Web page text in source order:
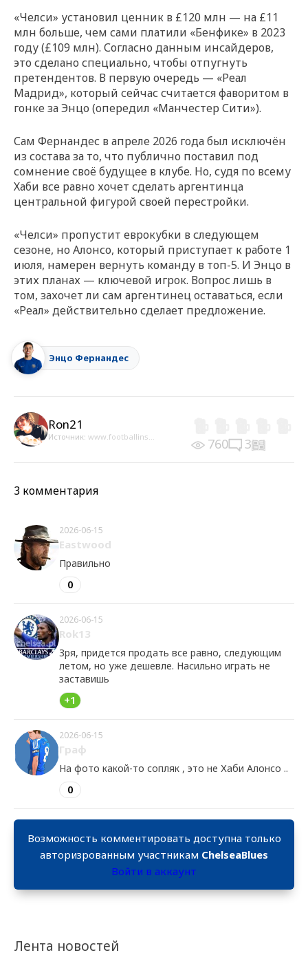
Лента новостей
«Челси» установил ценник в £120 млн — на £11
млн больше, чем сами платили «Бенфике» в 2023
году (£109 млн). Согласно данным инсайдеров,
это сделано специально, чтобы отпугнуть
претендентов. В первую очередь — «Реал
Мадрид», который сейчас считается фаворитом в
гонке за Энцо (опередил «Манчестер Сити»).
Сам Фернандес в апреле 2026 года был исключён
из состава за то, что публично поставил под
сомнение своё будущее в клубе. Но, судя по всему
Хаби все равно хочет сделать аргентинца
центральной фигурой своей перестройки.
«Челси» пропустит еврокубки в следующем
сезоне, но Алонсо, который приступает к работе 1
июля, намерен вернуть команду в топ-5. И Энцо в
этих планах — ключевой игрок. Вопрос лишь в
том, захочет ли сам аргентинец оставаться, если
«Реал» действительно сделает предложение.
Энцо Фернандес
Ron21
Источник: www.footballins... 760 3
3 комментария
2026-06-15
Eastwood
Правильно
0
2026-06-15
Rok13
Зря, придется продать все равно, следующим
летом, но уже дешевле. Насильно играть не
заставишь
+1
2026-06-15
Граф
На фото какой-то сопляк , это не Хаби Алонсо ..
0
Возможность комментировать доступна только
авторизрованным участникам ChelseaBlues
Войти в аккаунт